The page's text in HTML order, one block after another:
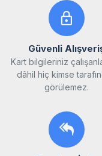
Güvenli
Kart bilgileriniz
dâhil hiç kimse
görülemez.